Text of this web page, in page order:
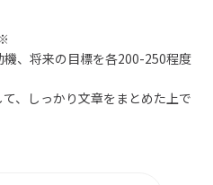
、将来の目標を各200-250程度
、しっかり文章をまとめた上で